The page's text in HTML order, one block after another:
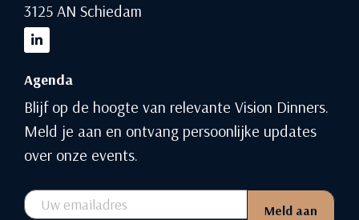
3125 AN Schiedam
Agenda
Blijf op de hoogte van relevante Vision Dinners.
Meld je aan en ontvang persoonlijke updates
over onze events.
Email
Meld aan